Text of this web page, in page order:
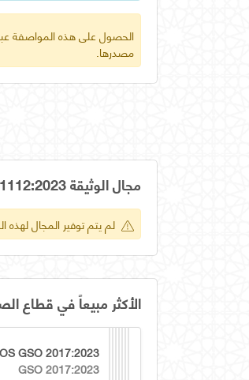
الحصول على هذه المواصفة
مصدرها.
مجال الوثيقة GSO ASTM E1112:2023
لم يتم توفير المجال لهذه
الأكثر مبيعاً في قطاع
OS GSO 2017:2023
GSO 2017:2023